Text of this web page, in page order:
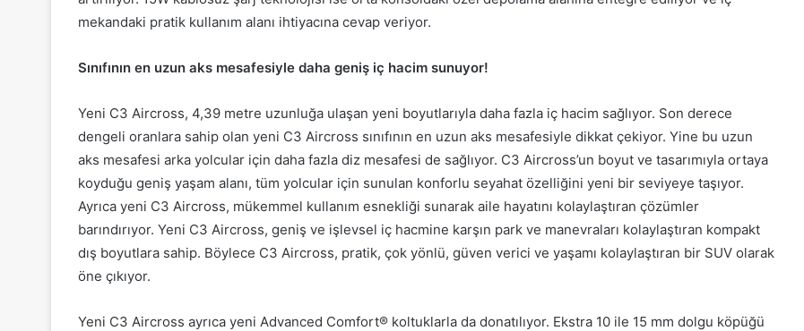
mekandaki pratik kullanım alanı ihtiyacına cevap veriyor.
Sınıfının en uzun aks mesafesiyle daha geniş iç hacim sunuyor!
Yeni C3 Aircross, 4,39 metre uzunluğa ulaşan yeni boyutlarıyla daha fazla iç hacim sağlıyor. Son derece
dengeli oranlara sahip olan yeni C3 Aircross sınıfının en uzun aks mesafesiyle dikkat çekiyor. Yine bu uzun
aks mesafesi arka yolcular için daha fazla diz mesafesi de sağlıyor. C3 Aircross’un boyut ve tasarımıyla ortaya
koyduğu geniş yaşam alanı, tüm yolcular için sunulan konforlu seyahat özelliğini yeni bir seviyeye taşıyor.
Ayrıca yeni C3 Aircross, mükemmel kullanım esnekliği sunarak aile hayatını kolaylaştıran çözümler
barındırıyor. Yeni C3 Aircross, geniş ve işlevsel iç hacmine karşın park ve manevraları kolaylaştıran kompakt
dış boyutlara sahip. Böylece C3 Aircross, pratik, çok yönlü, güven verici ve yaşamı kolaylaştıran bir SUV olarak
öne çıkıyor.
Yeni C3 Aircross ayrıca yeni Advanced Comfort® koltuklarla da donatılıyor. Ekstra 10 ile 15 mm dolgu köpüğü